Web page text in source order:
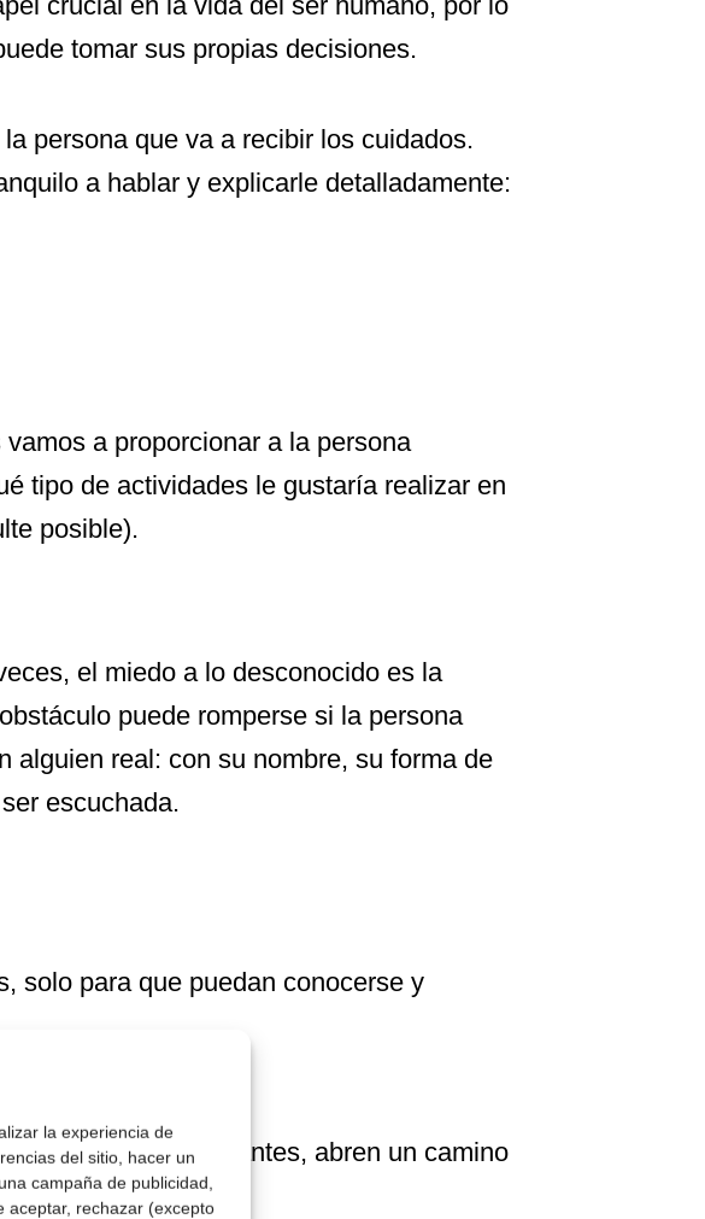
la experiencia de
del sitio, hacer un
campaña de publicidad,
aceptar, rechazar (excepto
tomar sus propias decisiones.
persona que va a recibir los cuidados.
a hablar y explicarle detalladamente:
a proporcionar a la persona
tipo de actividades le gustaría realizar en
posible).
el miedo a lo desconocido es la
puede romperse si la persona
alguien real: con su nombre, su forma de
escuchada.
solo para que puedan conocerse y
parezcan importantes, abren un camino